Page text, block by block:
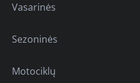
Vasarinės
Sezoninės
Motociklų